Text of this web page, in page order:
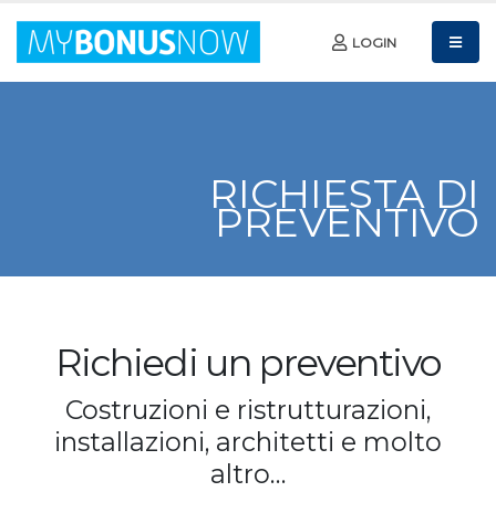
LOGIN
RICHIESTA DI
PREVENTIVO
Richiedi un preventivo
Costruzioni e ristrutturazioni,
installazioni, architetti e molto
altro…